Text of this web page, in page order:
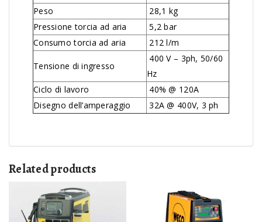
Peso
28,1 kg
Pressione torcia ad aria
5,2 bar
Consumo torcia ad aria
212 l/m
Tensione di ingresso
400 V – 3ph, 50/60
Hz
Ciclo di lavoro
40% @ 120A
Disegno dell’amperaggio
32A @ 400V, 3 ph
Related products